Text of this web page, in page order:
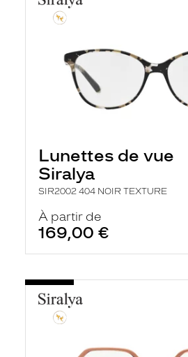
Lunettes de vue
Siralya
SIR2002 404 NOIR TEXTURE
À partir de
169,00 €